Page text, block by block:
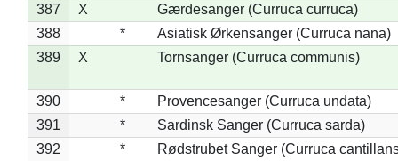
387
X
Gærdesanger (Curruca curruca)
388
*
Asiatisk Ørkensanger (Curruca nana)
389
X Tornsanger (Curruca communis)
390 *
Provencesanger (Curruca undata)
391
*
Sardinsk Sanger (Curruca sarda)
392
* Rødstrubet Sanger (Curruca